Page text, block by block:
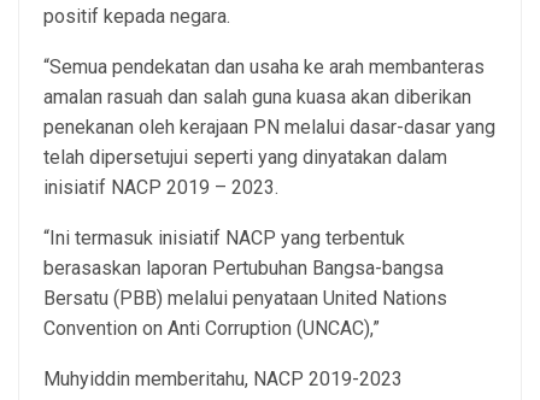
positif kepada negara.
“Semua pendekatan dan usaha ke arah membanteras
amalan rasuah dan salah guna kuasa akan diberikan
penekanan oleh kerajaan PN melalui dasar-dasar yang
telah dipersetujui seperti yang dinyatakan dalam
inisiatif NACP 2019 – 2023.
“Ini termasuk inisiatif NACP yang terbentuk
berasaskan laporan Pertubuhan Bangsa-bangsa
Bersatu (PBB) melalui penyataan United Nations
Convention on Anti Corruption (UNCAC),”
Muhyiddin memberitahu, NACP 2019-2023